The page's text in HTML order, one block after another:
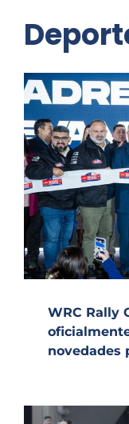
WRC Rally
novedades